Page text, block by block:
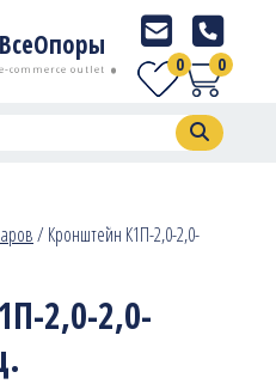
ВсеОпоры
e-commerce outlet 0
0
/Кронштейн К1П-2,0-2,0-
2,0-2,0-